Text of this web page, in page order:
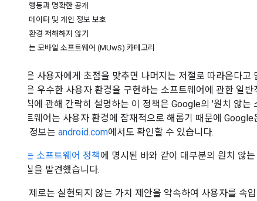
투명한 행동과 명확한 공개
사용자 데이터 및 개인 정보 보호
모바일 환경 저해하지 않기
원치 않는 모바일 소프트웨어 (MUwS) 카테고리
Google은 사용자에게 초점을 맞추면 나머지는 저절로 따라온다고
Google은 우수한 사용자 환경을 구현하는 소프트웨어에 관한 일
어의 원칙에 관해 간략히 설명하는 이 정책은 Google의 '원치 않
는 소프트웨어는 사용자 환경에 잠재적으로 해롭기 때문에
니다. 이 정보는 android.com에서도 확인할 수 있습니다.
원치 않는 소프트웨어 정책 에 명시된 바와 같이 대부분의 원치 않
다는 사실을 발견했습니다.
실제로는 실현되지 않는 가치 제안을 약속하여 사용자를 속